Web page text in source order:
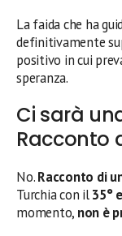
La faida che ha
definitivamente
positivo in cui
speranza.
Ci sarà
Racconto
No.Racconto di
Turchia con il35°
momento, non è